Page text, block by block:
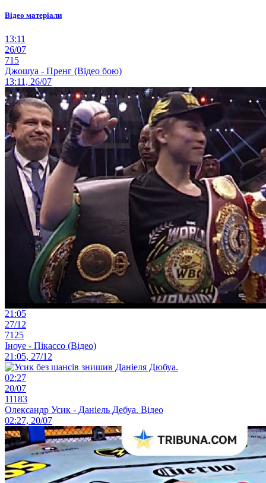
Відео матеріали
13:11
26/07
715
Джошуа - Пренг (Відео бою)
13:11, 26/07
21:05
27/12
7125
Іноуе - Пікассо (Відео)
21:05, 27/12
02:27
20/07
11183
Олександр Усик - Даніель Дебуа. Відео
02:27, 20/07